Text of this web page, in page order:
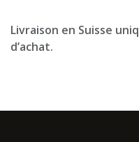
Livraison en Suisse
d’achat.